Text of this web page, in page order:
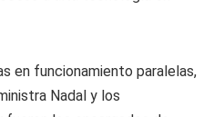
en funcionamiento paralelas,
Nadal y los